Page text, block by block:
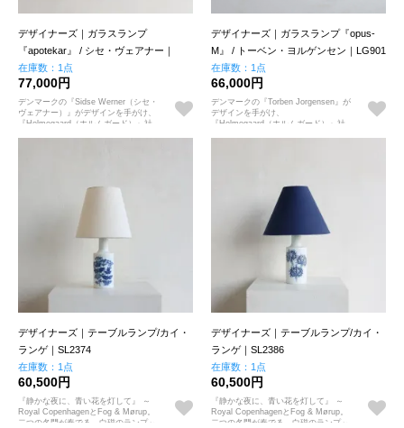
デザイナーズ｜ガラスランプ
『apotekar』 / シセ・ヴェアナー｜
LG633
在庫数：1点
77,000円
デンマークの『Sidse Werner（シセ・
ヴェアナー）』がデザインを手がけ、
『Holmegaard（ホルムガード）』社
デザイナーズ｜ガラスランプ『opus-
M』 / トーベン・ヨルゲンセン｜LG901
在庫数：1点
66,000円
デンマークの『Torben Jorgensen』が
デザインを手がけ、
『Holmegaard（ホルムガード）』社
デザイナーズ｜テーブルランプ/カイ・
ランゲ｜SL2374
在庫数：1点
60,500円
『静かな夜に、青い花を灯して』 ～
Royal CopenhagenとFog & Mørup。
二つの名門が奏でる、白磁のランプ～
デザイナーズ｜テーブルランプ/カイ・
ランゲ｜SL2386
在庫数：1点
60,500円
『静かな夜に、青い花を灯して』 ～
Royal CopenhagenとFog & Mørup。
二つの名門が奏でる、白磁のランプ～